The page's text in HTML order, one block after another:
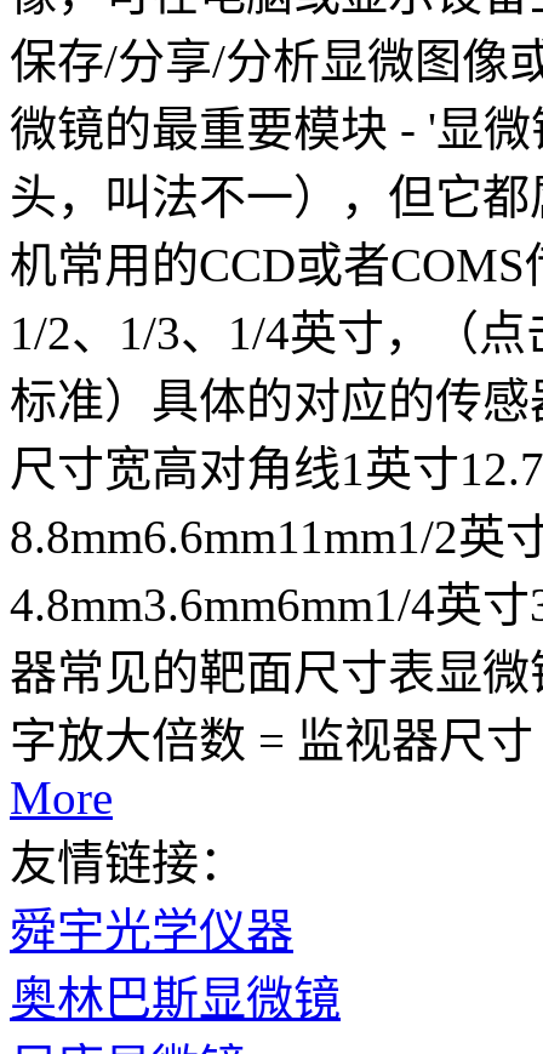
保存/分享/分析显微图像
微镜的最重要模块 - '显
头，叫法不一），但它
机常用的CCD或者
1/2、1/3、1/4英寸，（
标准）具体的对应的传
尺寸宽高对角线1英寸
8.8mm6.6mm11mm1/2英
4.8mm3.6mm6mm1/4英
器常见的靶面尺寸表显
字放大倍数 = 监视器尺
More
友情链接：
舜宇光学仪器
奥林巴斯显微镜